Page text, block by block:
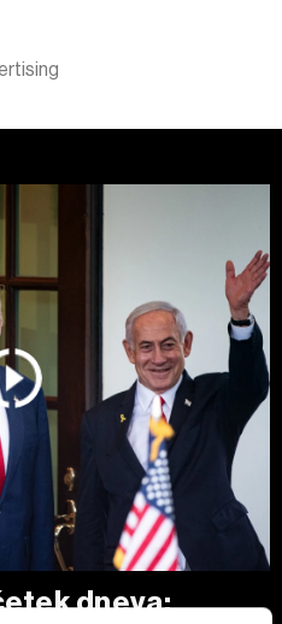
dneva: